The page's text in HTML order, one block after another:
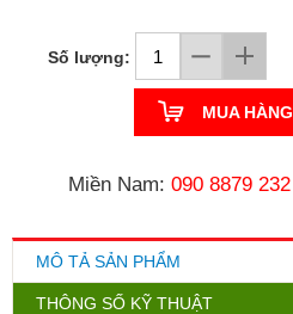
Số lượng:
MUA HÀNG
Miền Nam: 090 8879 232
MÔ TẢ SẢN PHẨM
THÔNG SỐ KỸ THUẬT